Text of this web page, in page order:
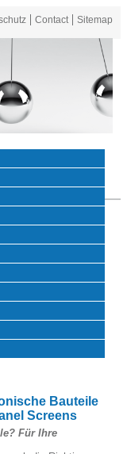
Contact Sitemap
Bauteile
Screens
Für Ihre